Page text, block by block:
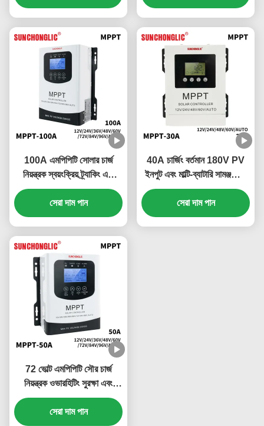
100A এমপিপিটি সোলার চার্জ
নিয়ন্ত্রক স্বয়ংক্রিয় ট্র্যাকিং এবং
RS485 যোগাযোগ ইন্টারফেস সহ
দক্ষ সৌর প্যানেল নিয়ন্ত্রণের জন্য
সেরা দাম পান
40A চার্জিং বর্তমান 180V PV
ইনপুট এবং মাল্টি-ব্যাটারি সামঞ্জস্যের
সাথে MPPT সৌর চার্জ নিয়ামক
সেরা দাম পান
72 ভোল্ট এমপিপিটি সৌর চার্জ
নিয়ন্ত্রক ওভারহিটিং সুরক্ষা এবং
স্কেলযোগ্য বহুমুখী নকশা সহ
সেরা দাম পান